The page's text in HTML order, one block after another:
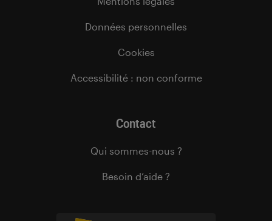
Données personnelles
Cookies
Accessibilité : non conforme
Contact
Qui sommes-nous ?
Besoin d’aide ?